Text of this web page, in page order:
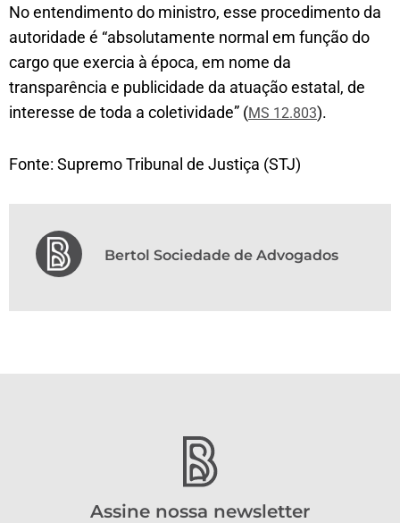
No entendimento do ministro, esse procedimento da
autoridade é “absolutamente normal em função do
cargo que exercia à época, em nome da
transparência e publicidade da atuação estatal, de
interesse de toda a coletividade” (MS 12.803).
Fonte: Supremo Tribunal de Justiça (STJ)
Bertol Sociedade de Advogados
Assine nossa newsletter